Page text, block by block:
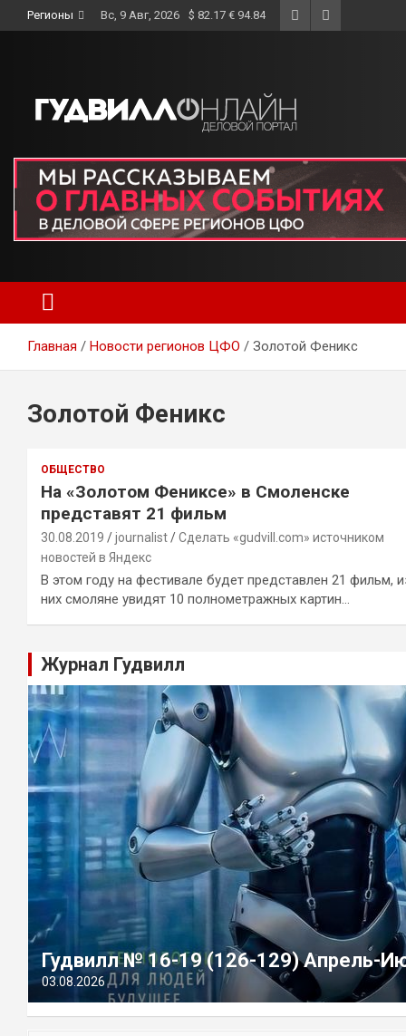
to
Регионы Вс, 9 Авг, 2026 $ 82.17 € 94.84
Главная Новости регионов ЦФО Золотой Феникс
Золотой Феникс
ОБЩЕСТВО
На «Золотом Фениксе» в Смоленске
представят 21 фильм
30.08.2019 journalist
Сделать «gudvill.com» источником
новостей в Яндекс
В этом году на фестивале будет представлен 21 фильм,
них смоляне увидят 10 полнометражных картин…
Журнал Гудвилл
Гудвилл № 16-19 (126-129) Апрель-
03.08.2026